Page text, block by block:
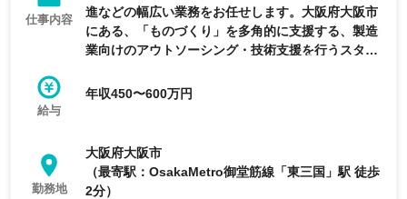
仕事内容
進などの幅広い業務をお任せします。大阪府大阪市
にある、「ものづくり」を多角的に支援する、製造
業向けのアウトソーシング・技術支援を行うスタン
給与
年収450〜600万円
勤務地
大阪府大阪市
（最寄駅：OsakaMetro御堂筋線「東三国」駅 徒歩
2分）